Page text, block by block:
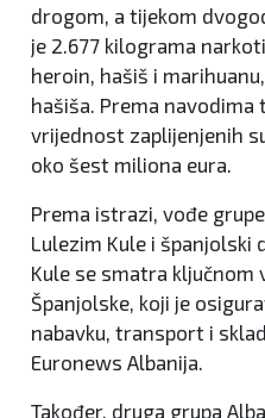
drogom, a tijekom
je 2.677 kilograma
heroin, hašiš i
hašiša. Prema
vrijednost zaplijenjenih
oko šest miliona eura.
Prema istrazi, vođe
Lulezim Kule i španjolski
Kule se smatra ključnom
Španjolske, koji je
nabavku, transport i
Euronews Albanija.
Također, druga grupa